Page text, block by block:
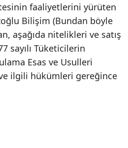
faaliyetlerini yürüten
Bilişim (Bundan böyle
aşağıda nitelikleri ve satış
sayılı Tüketicilerin
Esas ve Usulleri
ilgili hükümleri gereğince